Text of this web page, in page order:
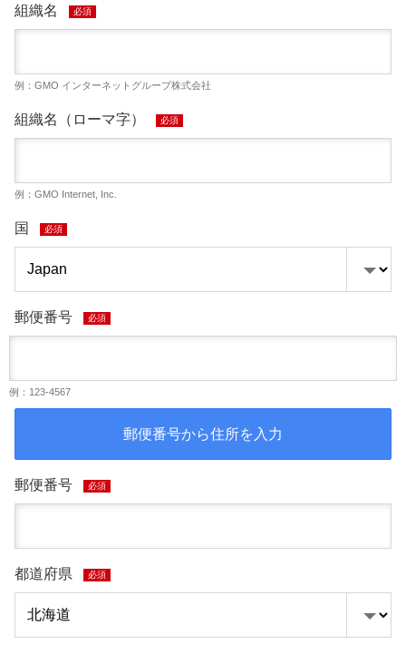
組織名 必須
例：GMO インターネットグループ株式会社
組織名（ローマ字） 必須
例：GMO Internet, Inc.
国 必須
郵便番号 必須
例：123-4567
郵便番号から住所を入力
郵便番号 必須
都道府県 必須